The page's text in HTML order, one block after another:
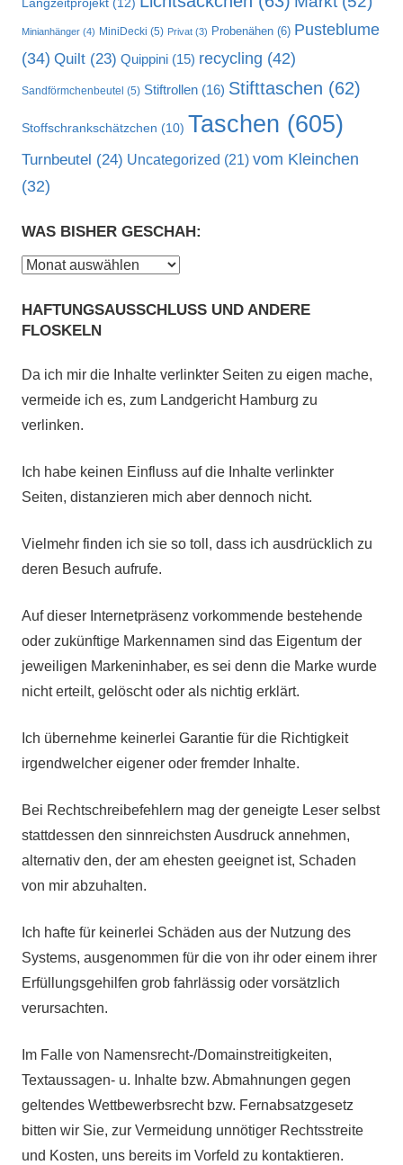
Minianhänger (4) MiniDecki (5) Privat (3) Probenähen (6) Pusteblume
(34) Quilt (23) Quippini (15) recycling (42)
Sandförmchenbeutel (5) Stiftrollen (16) Stifttaschen (62)
Stoffschrankschätzchen (10) Taschen (605)
Turnbeutel (24) Uncategorized (21) vom Kleinchen
(32)
WAS BISHER GESCHAH:
Was
geschah:
HAFTUNGSAUSSCHLUSS UND ANDERE
FLOSKELN
Da ich mir die Inhalte verlinkter Seiten zu eigen mache,
vermeide ich es, zum Landgericht Hamburg zu
verlinken.
Ich habe keinen Einfluss auf die Inhalte verlinkter
Seiten, distanzieren mich aber dennoch nicht.
Vielmehr finden ich sie so toll, dass ich ausdrücklich zu
deren Besuch aufrufe.
Auf dieser Internetpräsenz vorkommende bestehende
oder zukünftige Markennamen sind das Eigentum der
jeweiligen Markeninhaber, es sei denn die Marke wurde
nicht erteilt, gelöscht oder als nichtig erklärt.
Ich übernehme keinerlei Garantie für die Richtigkeit
irgendwelcher eigener oder fremder Inhalte.
Bei Rechtschreibefehlern mag der geneigte Leser selbst
stattdessen den sinnreichsten Ausdruck annehmen,
alternativ den, der am ehesten geeignet ist, Schaden
von mir abzuhalten.
Ich hafte für keinerlei Schäden aus der Nutzung des
Systems, ausgenommen für die von ihr oder einem ihrer
Erfüllungsgehilfen grob fahrlässig oder vorsätzlich
verursachten.
Im Falle von Namensrecht-/Domainstreitigkeiten,
Textaussagen- u. Inhalte bzw. Abmahnungen gegen
geltendes Wettbewerbsrecht bzw. Fernabsatzgesetz
bitten wir Sie, zur Vermeidung unnötiger Rechtsstreite
und Kosten, uns bereits im Vorfeld zu kontaktieren.